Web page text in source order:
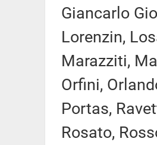
Giancarlo
Lorenzin,
Marazziti,
Orfini,
Portas,
Rosato,